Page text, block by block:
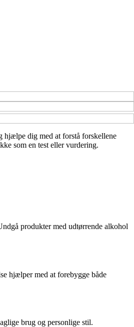
hjælpe dig med at forstå forskellene
som en test eller vurdering.
produkter med udtørrende alkohol
hjælper med at forebygge både
brug og personlige stil.